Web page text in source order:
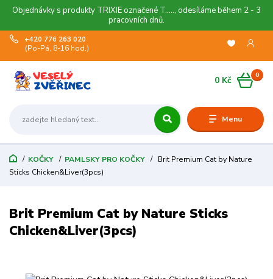
Objednávky s produkty TRIXIE označené T....., odesíláme během 2 - 3
pracovních dnů.
Menu
+420 776 263 020
(Po-Pá, 8-16 hod.)
0
0 Kč
KOČKY PAMLSKY PRO KOČKY
Brit Premium Cat by Nature
Sticks Chicken&Liver(3pcs)
Brit Premium Cat by Nature Sticks
Chicken&Liver(3pcs)